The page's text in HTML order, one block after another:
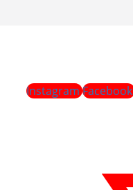
Instagram Facebook